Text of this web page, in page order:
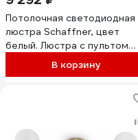
Потолочная светодиодная
люстра Schaffner, цвет
белый. Люстра с пультом
управления, освещение до
18 кв.м, мощность 126 Вт
В корзину